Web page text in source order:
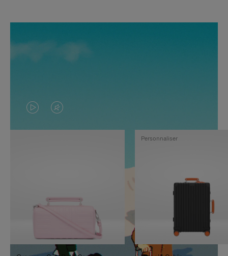
LA
VIDÉO
PAUSE,
APPUYEZ
SUR
LE
SON
DÉSACTIVÉ.
VEUILLEZ
Personnaliser